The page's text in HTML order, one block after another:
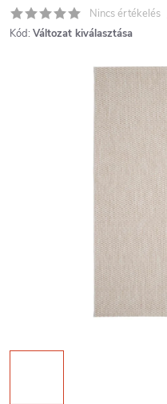
Nincs értékelés
Kód: Változat kiválasztása